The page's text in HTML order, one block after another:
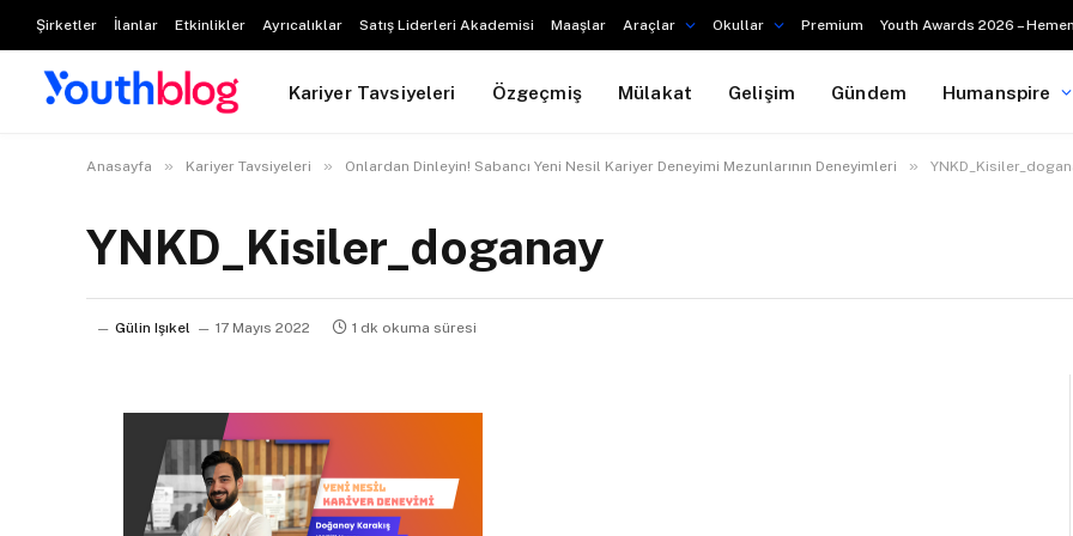
Şirketler İlanlar Etkinlikler Ayrıcalıklar Satış Liderleri Akademisi Maaşlar Araçlar Okullar Premium Youth Awards 2026 –
Kariyer Tavsiyeleri Özgeçmiş Mülakat Gelişim Gündem Humanspire
Anasayfa » Kariyer Tavsiyeleri » Onlardan Dinleyin! Sabancı Yeni Nesil Kariyer Deneyimi Mezunlarının Deneyimleri »
YNKD_Kisiler_doganay
Gülin Işıkel 17 Mayıs 2022 1 dk okuma süresi